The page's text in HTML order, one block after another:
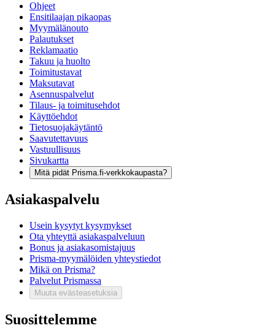
Ohjeet
Ensitilaajan pikaopas
Myymälänouto
Palautukset
Reklamaatio
Takuu ja huolto
Toimitustavat
Maksutavat
Asennuspalvelut
Tilaus- ja toimitusehdot
Käyttöehdot
Tietosuojakäytäntö
Saavutettavuus
Vastuullisuus
Sivukartta
Mitä pidät Prisma.fi-verkkokaupasta?
Asiakaspalvelu
Usein kysytyt kysymykset
Ota yhteyttä asiakaspalveluun
Bonus ja asiakasomistajuus
Prisma-myymälöiden yhteystiedot
Mikä on Prisma?
Palvelut Prismassa
Muuta evästeasetuksia
Suosittelemme